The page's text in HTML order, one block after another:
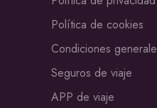
Política de cookies
Condiciones
Seguros de viaje
APP de viaje